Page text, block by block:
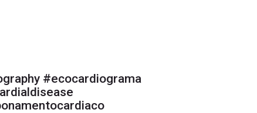
#ecocardiograma